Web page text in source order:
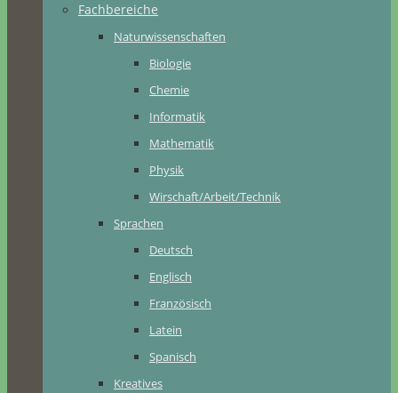
Fachbereiche
Naturwissenschaften
Biologie
Chemie
Informatik
Mathematik
Physik
Wirschaft/Arbeit/Technik
Sprachen
Deutsch
Englisch
Französisch
Latein
Spanisch
Kreatives